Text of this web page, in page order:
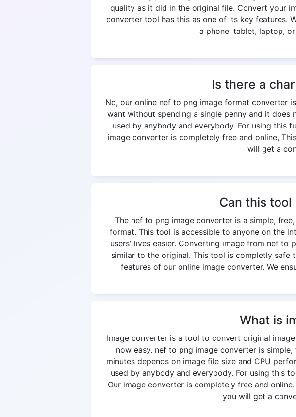
quality as it did in the original file. Convert your
converter tool has this as one of its key features.
a phone, tablet, laptop,
Is there a
No, our online nef to png image format converter
want without spending a single penny and it
used by anybody and everybody. For using this
image converter is completely free and online,
will get a
Can this
The nef to png image converter is a simple,
format. This tool is accessible to anyone on the
users' lives easier. Converting image from nef
similar to the original. This tool is completly
features of our online image converter. We
What is
Image converter is a tool to convert original
now easy. nef to png image converter is
minutes depends on image file size and CPU
used by anybody and everybody. For using this
Our image converter is completely free and
you will get a